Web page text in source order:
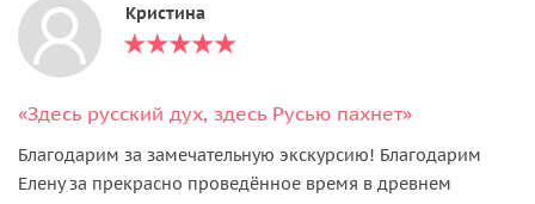
Кристина
«Здесь русский дух, здесь Русью пахнет»
Благодарим за замечательную экскурсию! Благодарим
Елену за прекрасно проведённое время в древнем